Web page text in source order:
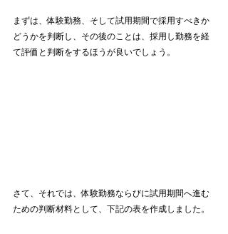
まずは、体験勤務、そして試用期間で採用すべきか
どうかを判断し、その後のことは、採用し勤務を経
て評価と判断をするほうが良いでしょう。
さて、それでは、体験勤務ならびに試用期間へ進む
ための判断材料として、下記の表を作成しました。